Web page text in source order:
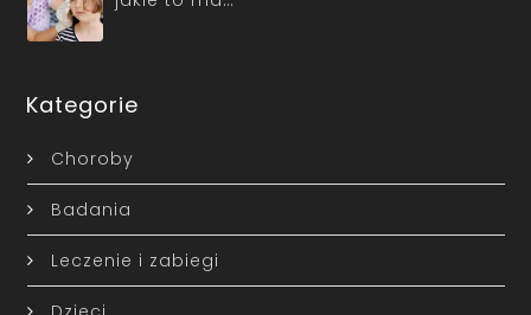
Kategorie
Choroby
Badania
Leczenie i zabiegi